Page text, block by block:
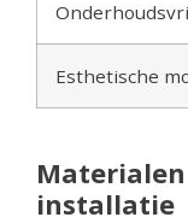
Esthetische
installatie